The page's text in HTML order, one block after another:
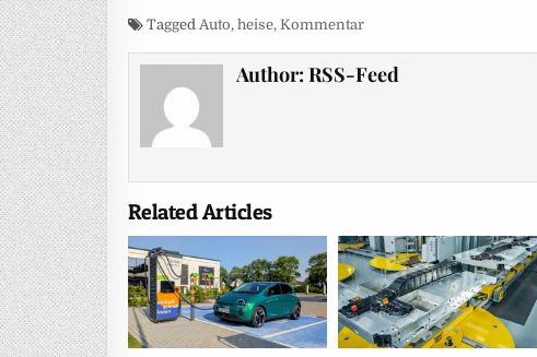
Tagged Auto, heise, Kommentar
Author:RSS-Feed
Related Articles